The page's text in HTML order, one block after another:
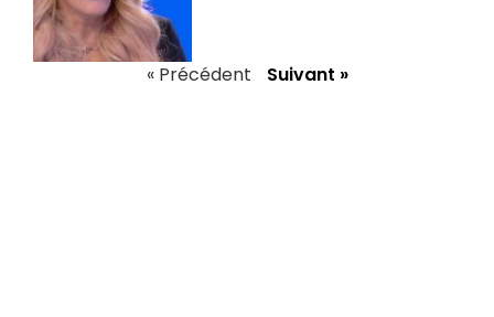
« Précédent Suivant »